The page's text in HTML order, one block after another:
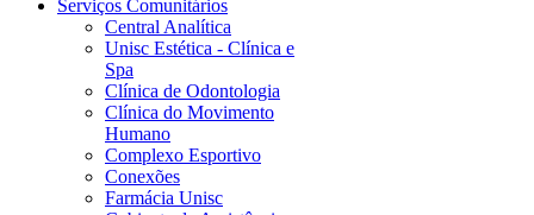
Serviços Comunitários
Central Analítica
Unisc Estética - Clínica e
Spa
Clínica de Odontologia
Clínica do Movimento
Humano
Complexo Esportivo
Conexões
Farmácia Unisc